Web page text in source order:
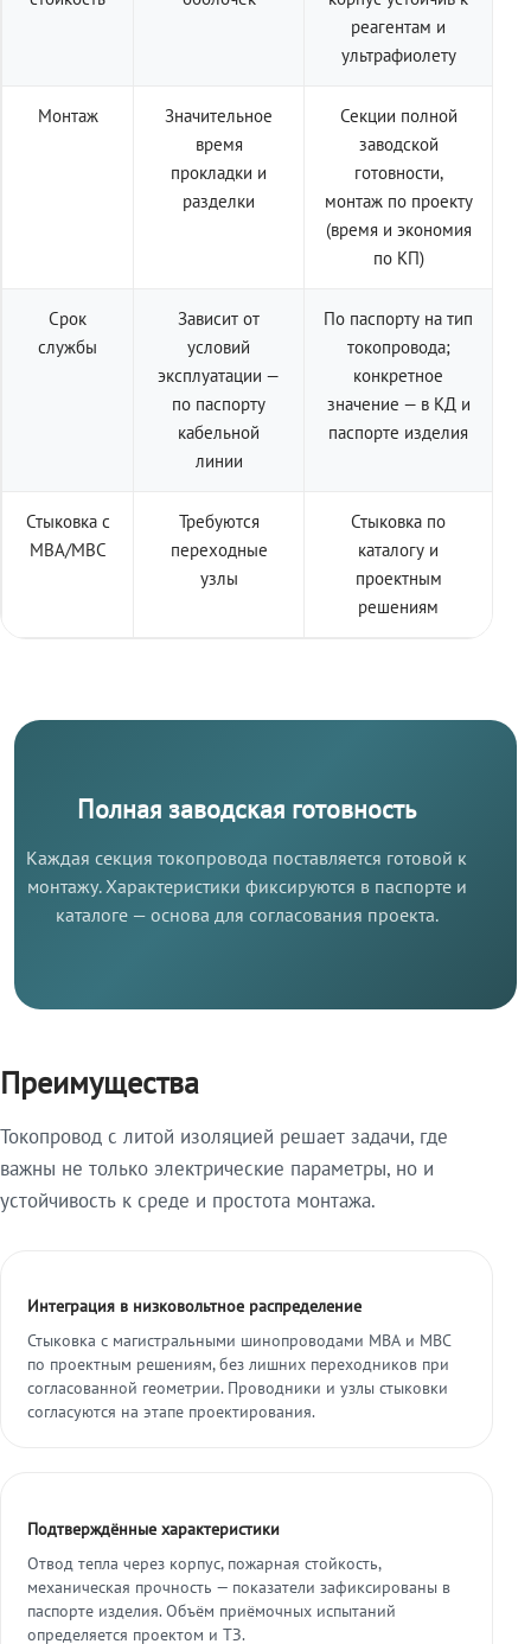
реагентам и
ультрафиолету
Монтаж
Значительное
время
прокладки и
разделки
Секции полной
заводской
готовности,
монтаж по проекту
(время и экономия
по КП)
Срок
службы
Зависит от
условий
эксплуатации —
по паспорту
кабельной
линии
По паспорту на тип
токопровода;
конкретное
значение — в КД и
паспорте изделия
Стыковка с
МВА/МВС
Требуются
переходные
узлы
Стыковка по
каталогу и
проектным
решениям
Полная заводская готовность
Каждая секция токопровода поставляется готовой к
монтажу. Характеристики фиксируются в паспорте и
каталоге — основа для согласования проекта.
Преимущества
Токопровод с литой изоляцией решает задачи, где
важны не только электрические параметры, но и
устойчивость к среде и простота монтажа.
Интеграция в низковольтное распределение
Стыковка с магистральными шинопроводами МВА и МВС
по проектным решениям, без лишних переходников при
согласованной геометрии. Проводники и узлы стыковки
согласуются на этапе проектирования.
Подтверждённые характеристики
Отвод тепла через корпус, пожарная стойкость,
механическая прочность — показатели зафиксированы в
паспорте изделия. Объём приёмочных испытаний
определяется проектом и ТЗ.